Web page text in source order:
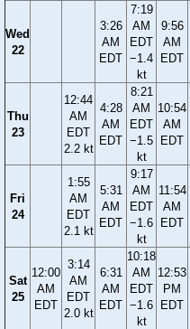
Wed
22
3:26
AM
EDT
7:19
AM
EDT
−1.4
kt
9:56
AM
EDT
Thu
23
12:44
AM
EDT
2.2 kt
4:28
AM
EDT
8:21
AM
EDT
−1.5
kt
10:54
AM
EDT
Fri
24
1:55
AM
EDT
2.1 kt
5:31
AM
EDT
9:17
AM
EDT
−1.6
kt
11:54
AM
EDT
Sat
25
12:00
AM
EDT
3:14
AM
EDT
2.0 kt
6:31
AM
EDT
10:18
AM
EDT
−1.6
kt
12:53
PM
EDT